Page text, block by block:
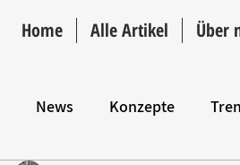
Home Alle Artikel Über
News Konzepte